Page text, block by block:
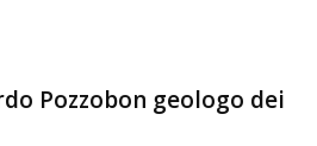
Pozzobon geologo dei